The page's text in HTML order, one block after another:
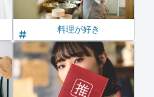
料理が好き